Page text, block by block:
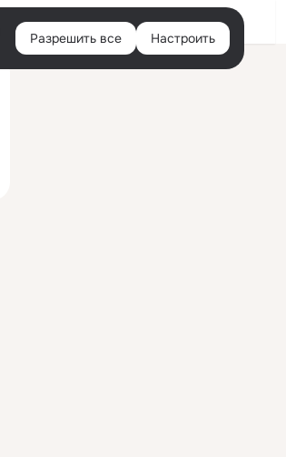
Войти
Разрешить все Настроить